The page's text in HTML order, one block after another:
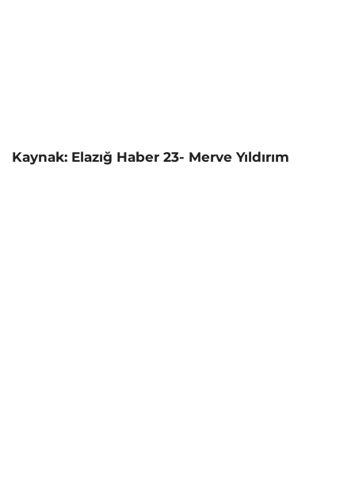
Kaynak: Elazığ Haber 23- Merve Yıldırım